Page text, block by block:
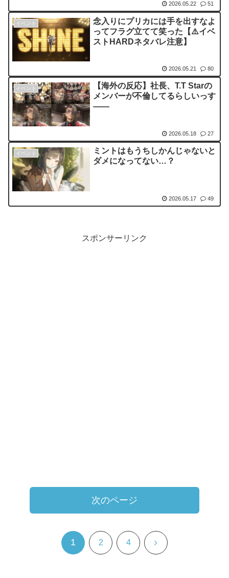
2026.05.22 51
イベント
念入りにプリカには手を出すなよ
ってフラグ立てて笑った【⚠️イベ
ストHARDネタバレ注意】
2026.05.21 80
イベント
【海外の反応】社長、T.T Starの
メンバーが不倫してるらしいっす
――
2026.05.18 27
イベント
ミントはもうちしかんじゃないと
ダメになってない…？
2026.05.17 49
スポンサーリンク
次のページ
1 2 4 次